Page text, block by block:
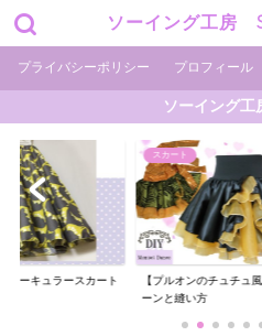
ソーイング工房
プライバシーポリシー プロフィール
ソーイング
ュ風スカート】のパタ
ショーツの作り方
超簡単に作れるショー
した。作ってみまし...